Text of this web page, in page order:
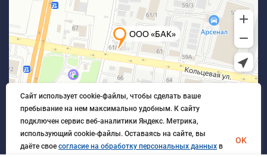
Сайт использует cookie-файлы, чтобы сделать ваше
пребывание на нем максимально удобным. К cайту
подключен сервис веб-аналитики Яндекс. Метрика,
использующий cookie-файлы. Оставаясь на сайте, вы
даёте свое согласие на обработку персональных данных в
OK